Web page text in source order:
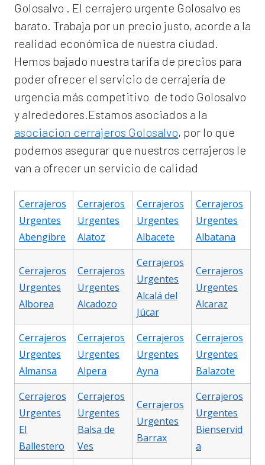
Golosalvo . El cerrajero urgente Golosalvo es
barato. Trabaja por un precio justo, acorde a la
realidad económica de nuestra ciudad.
Hemos bajado nuestra tarifa de precios para
poder ofrecer el servicio de cerrajería de
urgencia más competitivo de todo Golosalvo
y alrededores.Estamos asociados a la
asociacion cerrajeros Golosalvo, por lo que
podemos asegurar que nuestros cerrajeros le
van a ofrecer un servicio de calidad
Cerrajeros
Urgentes
Abengibre
Cerrajeros
Urgentes
Alatoz
Cerrajeros
Urgentes
Albacete
Cerrajeros
Urgentes
Albatana
Cerrajeros
Urgentes
Alborea
Cerrajeros
Urgentes
Alcadozo
Cerrajeros
Urgentes
Alcalá del
Júcar
Cerrajeros
Urgentes
Alcaraz
Cerrajeros
Urgentes
Almansa
Cerrajeros
Urgentes
Alpera
Cerrajeros
Urgentes
Ayna
Cerrajeros
Urgentes
Balazote
Cerrajeros
Urgentes
El
Ballestero
Cerrajeros
Urgentes
Balsa de
Ves
Cerrajeros
Urgentes
Barrax
Cerrajeros
Urgentes
Bienservid
a